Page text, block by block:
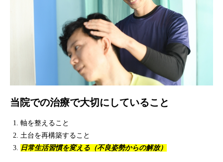
当院での治療で大切にしていること
軸を整えること
土台を再構築すること
日常生活習慣を変える（不良姿勢からの解放）